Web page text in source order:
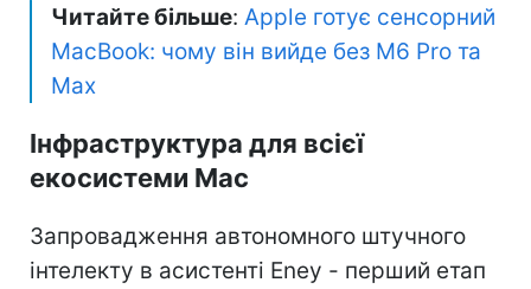
Читайте більше: Apple готує сенсорний
MacBook: чому він вийде без M6 Pro та
Max
Інфраструктура для всієї
екосистеми Mac
Запровадження автономного штучного
інтелекту в асистенті Eney - перший етап